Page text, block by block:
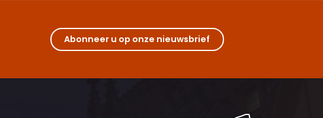
Abonneer u op onze nieuwsbrief